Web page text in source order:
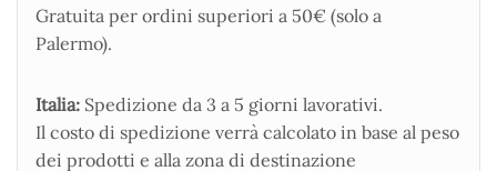
Gratuita per ordini superiori a 50€ (solo a
Palermo).
Italia: Spedizione da 3 a 5 giorni lavorativi.
Il costo di spedizione verrà calcolato in base al peso
dei prodotti e alla zona di destinazione